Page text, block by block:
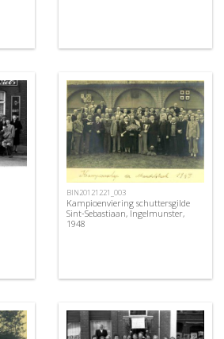
BIN20121221_003
Kampioenviering schuttersgilde
Sint-Sebastiaan, Ingelmunster,
1948